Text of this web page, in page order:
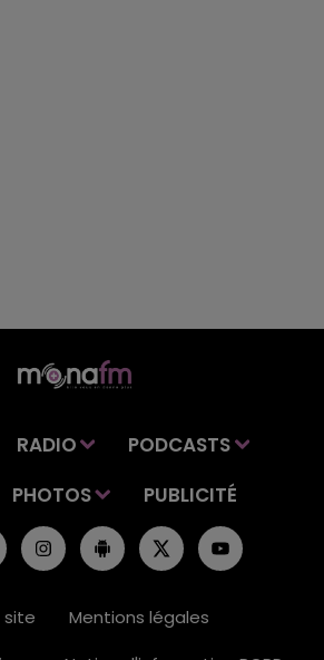
RADIO
PODCASTS
PHOTOS PUBLICITÉ
site
Mentions légales